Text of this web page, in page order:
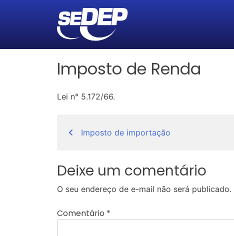
Imposto de Renda
Lei n° 5.172/66.
Navegação
de
Post
Imposto de importação
Deixe um comentário
O seu endereço de e-mail não será publicado.
Comentário *